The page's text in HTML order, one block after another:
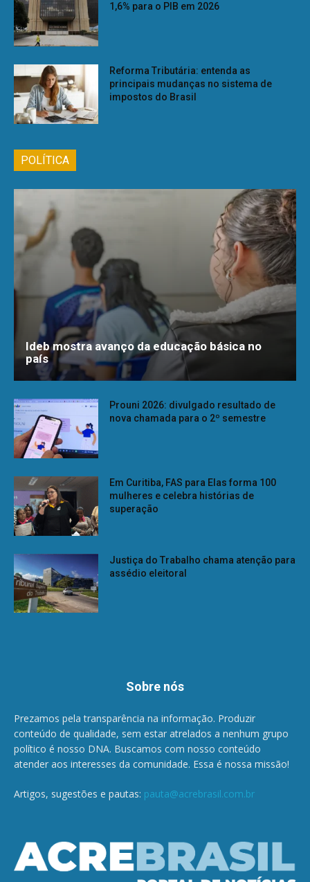
1,6% para o PIB em 2026
Reforma Tributária: entenda as
principais mudanças no sistema de
impostos do Brasil
POLÍTICA
Ideb mostra avanço da educação básica no
país
Prouni 2026: divulgado resultado de
nova chamada para o 2º semestre
Em Curitiba, FAS para Elas forma 100
mulheres e celebra histórias de
superação
Justiça do Trabalho chama atenção para
assédio eleitoral
Sobre nós
Prezamos pela transparência na informação. Produzir
conteúdo de qualidade, sem estar atrelados a nenhum grupo
político é nosso DNA. Buscamos com nosso conteúdo
atender aos interesses da comunidade. Essa é nossa missão!
Artigos, sugestões e pautas: pauta@acrebrasil.com.br